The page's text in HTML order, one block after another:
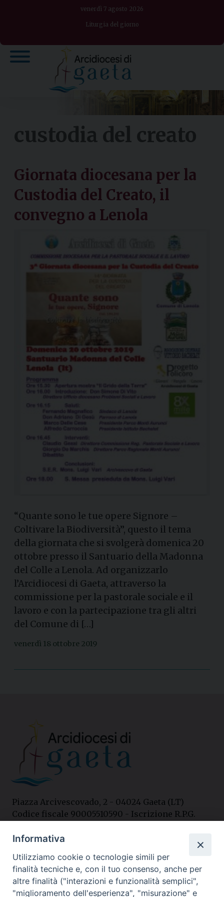
venerdì 7 agosto 2026
Liturgia del giorno
custodia del creato
Giornata diocesana per la
Custodia del Creato, il
convegno a Lenola
“Quante sono le tue opere Signore –
Coltivare la Biodiversità”, questo il tema
della giornata che si svolgerà domenica 20
ottobre presso il Santuario della Madonna
del Colle a Lenola. Ad organizzarlo
l’Arcidiocesi di Gaeta, attraverso la
commissione per la pastorale sociale e il
lavoro e con la partecipazione tra gli altri
del Comune di […]
venerdì 18 ottobre 2019
Piazza Arcivescovado, 2 - 04024 Gaeta (LT)
Codice fiscale 90005510590 - Iscrizione R.P.G.
Contatti
Curia
Tel. 0771.740341
Informativa
Utilizziamo cookie o tecnologie simili per
finalità tecniche e, con il tuo consenso, anche per
altre finalità ("interazioni e funzionalità semplici",
"miglioramento dell'esperienza", "misurazione" e